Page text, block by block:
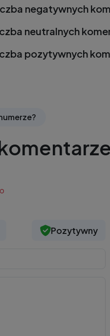
negatywnych
neutralnych
pozytywnych
Pozytywny